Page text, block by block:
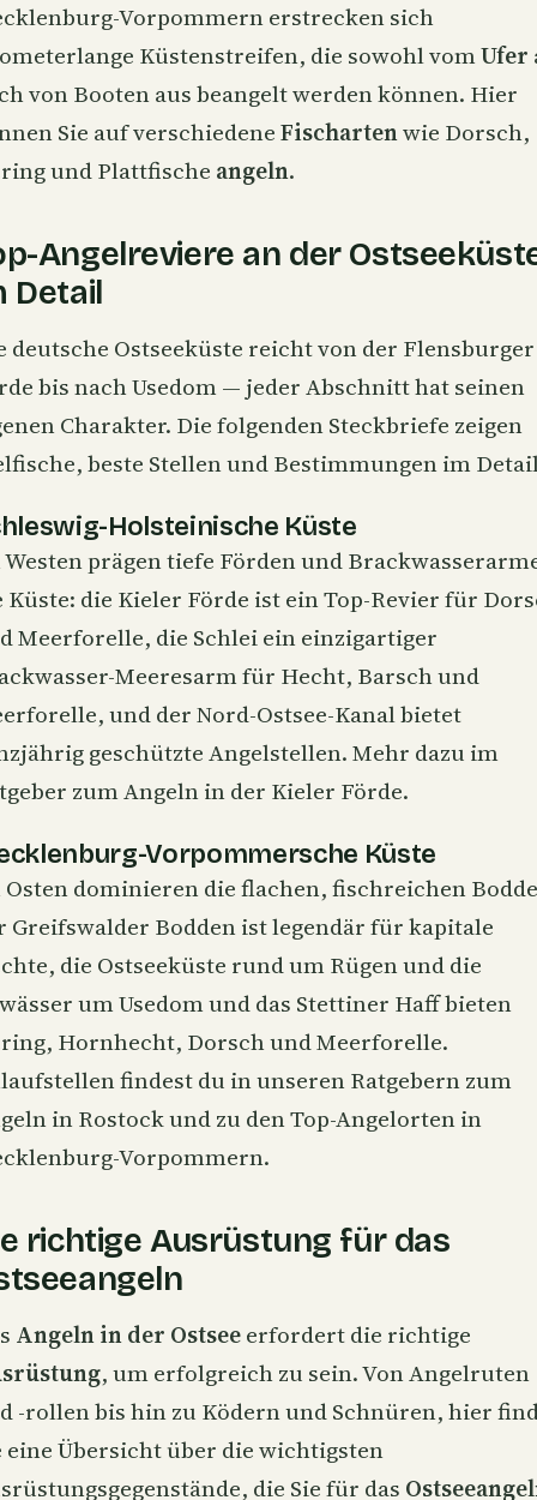
Vorpommernerstrecken sich
Küstenstreifen, die sowohl vomUfer
von Booten aus beangelt werden können. Hier
Sie auf verschiedeneFischartenwie Dorsch,
und Plattfische angeln.
Angelreviere an der
Detail
deutsche Ostseeküste reicht von der Flensburger
bis nach Usedom — jeder Abschnitt hat seinen
Charakter. Die folgenden Steckbriefe zeigen
beste Stellen und Bestimmungen im
Holsteinische Küste
prägen tiefe Förden und
Küste: die Kieler Förde ist ein Top-Revier für
Meerforelle, die Schleiein einzigartiger
Meeresarm für Hecht, Barsch und
und derNord-Ostsee-Kanalbietet
geschützte Angelstellen. Mehr dazu im
zumAngeln in der Kieler Förde.
Vorpommersche Küste
dominieren die flachen, fischreichen
Greifswalder Boddenist legendär für kapitale
die Ostseeküste rund um Rügenund die
umUsedom und das Stettiner Haffbieten
Hornhecht, Dorsch und Meerforelle.
findest du in unseren Ratgebern zum
in Rostockund zu denTop-Angelorten in
Vorpommern.
richtige Ausrüstung für das
Angeln in der Ostseeerfordert die richtige
, um erfolgreich zu sein. Von Angelruten
-rollen bis hin zu Ködern und Schnüren, hier
eine Übersicht über die wichtigsten
die Sie für das